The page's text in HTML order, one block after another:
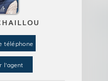
téléphone
l'agent